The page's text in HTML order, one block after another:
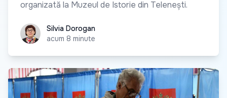
organizată la Muzeul de Istorie din Telenești.
Silvia Dorogan
Silvia Dorogan
acum 8 minute